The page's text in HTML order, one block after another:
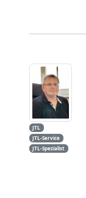
JTL
JTL-Service
JTL-Spezialist